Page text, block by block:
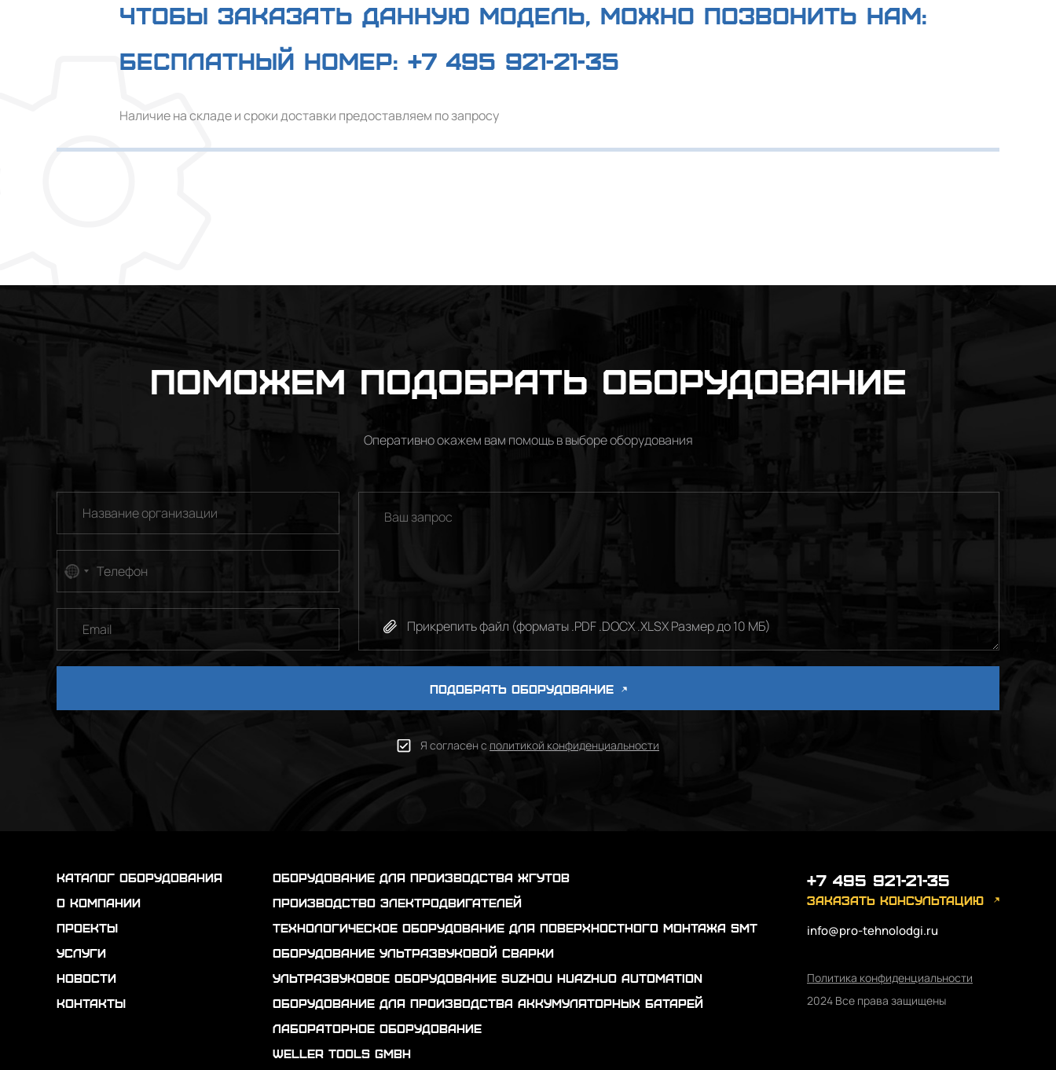
Чтобы заказать данную модель, можно позвонить нам:
Бесплатный номер: +7 495 921-21-35
Наличие на складе и сроки доставки предоставляем по запросу
Поможем подобрать оборудование
Оперативно окажем вам помощь в выборе оборудования
No
Прикрепить файл (форматы .PDF .DOCX .XLSX Размер до 10 МБ)
ПОДОБРАТЬ ОБОРУДОВАНИЕ
Я согласен с политикой конфиденциальности
каталог оборудования
о компании
проекты
услуги
новости
контакты
Оборудование для производства жгутов
Производство электродвигателей
Технологическое оборудование для поверхностного монтажа SMT
Оборудование ультразвуковой сварки
Ультразвуковое оборудование Suzhou Huazhuo automation
Оборудование для производства аккумуляторных батарей
Лабораторное оборудование
Weller Tools GmbH
+7 495 921-21-35
заказать консультацию
info@pro-tehnolodgi.ru
Политика конфиденциальности
2024 Все права защищены